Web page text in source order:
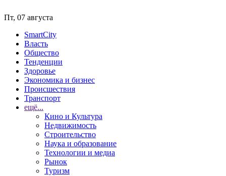
Пт, 07 августа
SmartCity
Власть
Общество
Тенденции
Здоровье
Экономика и бизнес
Происшествия
Транспорт
ещё...
Кино и Культура
Недвижимость
Строительство
Наука и образование
Технологии и медиа
Рынок
Туризм